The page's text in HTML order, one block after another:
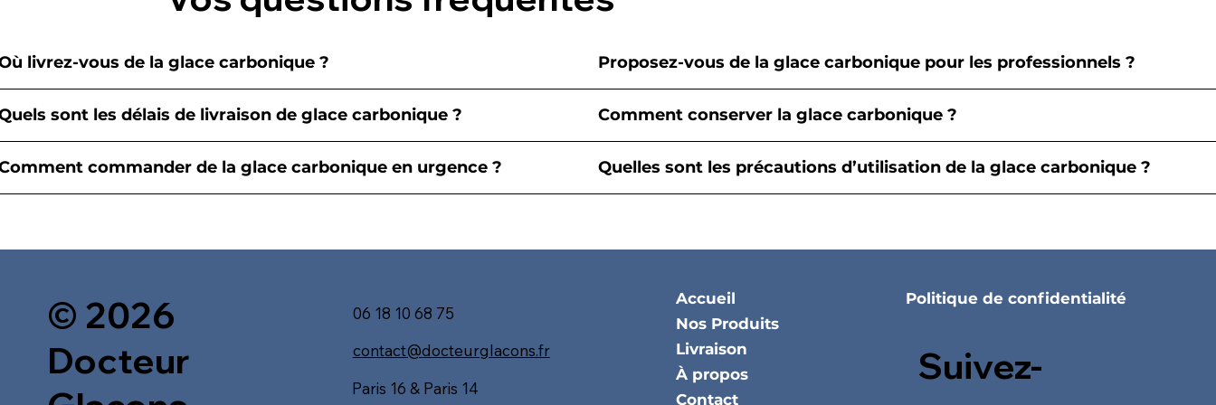
livrez-vous de la glace carbonique ?
sont les délais de livraison de glace carbonique ?
commander de la glace carbonique en urgence ?
Proposez-vous de la glace carbonique pour les professionnels ?
Comment conserver la glace carbonique ?
Quelles sont les précautions d’utilisation de la glace carbonique ?
© 2026
Docteur
06 18 10 68 75
contact@docteurglacons.fr
Paris 16 & Paris 14
Accueil
Nos Produits
Livraison
À propos
Contact
Politique de confidentialité
Suivez-